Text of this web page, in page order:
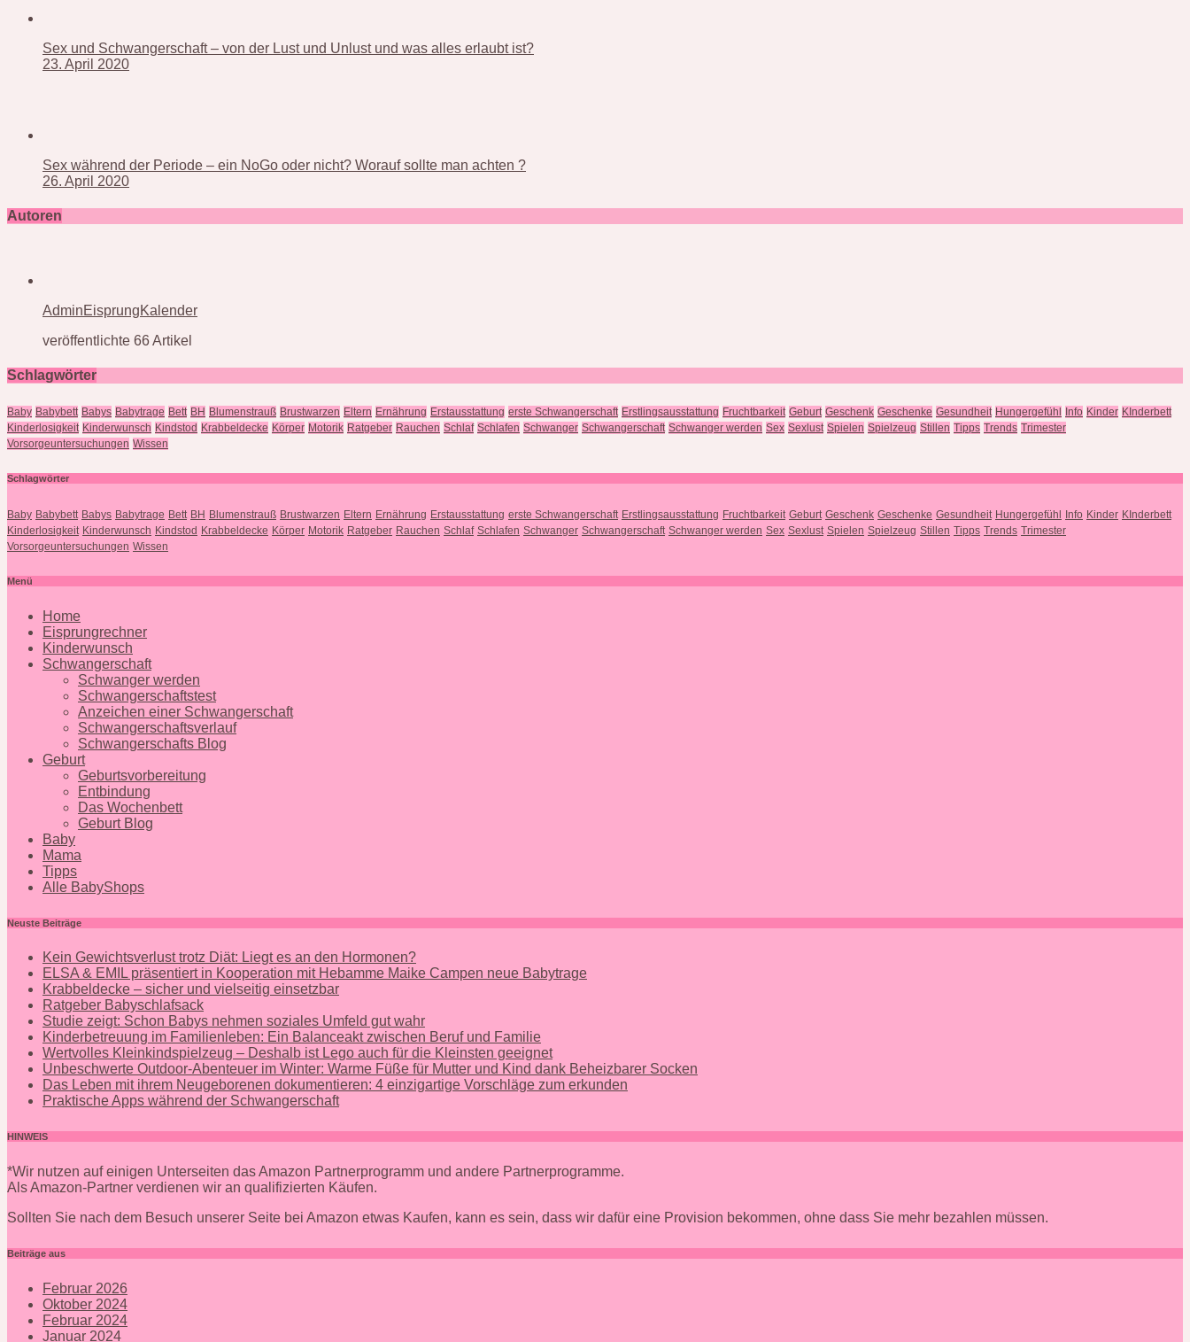
Sex und Schwangerschaft – von der Lust und Unlust und was alles erlaubt ist?
23. April 2020
Sex während der Periode – ein NoGo oder nicht? Worauf sollte man achten ?
26. April 2020
Autoren
AdminEisprungKalender
veröffentlichte 66 Artikel
Schlagwörter
Baby Babybett Babys Babytrage Bett BH Blumenstrauß Brustwarzen Eltern Ernährung Erstausstattung erste Schwangerschaft Erstlingsausstattung Fruchtbarkeit Geburt Geschenk Geschenke Gesundheit Hungergefühl Info Kinder KInderbett
Kinderlosigkeit Kinderwunsch Kindstod Krabbeldecke Körper Motorik Ratgeber Rauchen Schlaf Schlafen Schwanger Schwangerschaft Schwanger werden Sex Sexlust Spielen Spielzeug Stillen Tipps Trends Trimester
Vorsorgeuntersuchungen Wissen
Schlagwörter
Baby Babybett Babys Babytrage Bett BH Blumenstrauß Brustwarzen Eltern Ernährung Erstausstattung erste Schwangerschaft Erstlingsausstattung Fruchtbarkeit Geburt Geschenk Geschenke Gesundheit Hungergefühl Info Kinder KInderbett
Kinderlosigkeit Kinderwunsch Kindstod Krabbeldecke Körper Motorik Ratgeber Rauchen Schlaf Schlafen Schwanger Schwangerschaft Schwanger werden Sex Sexlust Spielen Spielzeug Stillen Tipps Trends Trimester
Vorsorgeuntersuchungen Wissen
Menü
Home
Eisprungrechner
Kinderwunsch
Schwangerschaft
Schwanger werden
Schwangerschaftstest
Anzeichen einer Schwangerschaft
Schwangerschaftsverlauf
Schwangerschafts Blog
Geburt
Geburtsvorbereitung
Entbindung
Das Wochenbett
Geburt Blog
Baby
Mama
Tipps
Alle BabyShops
Neuste Beiträge
Kein Gewichtsverlust trotz Diät: Liegt es an den Hormonen?
ELSA & EMIL präsentiert in Kooperation mit Hebamme Maike Campen neue Babytrage
Krabbeldecke – sicher und vielseitig einsetzbar
Ratgeber Babyschlafsack
Studie zeigt: Schon Babys nehmen soziales Umfeld gut wahr
Kinderbetreuung im Familienleben: Ein Balanceakt zwischen Beruf und Familie
Wertvolles Kleinkindspielzeug – Deshalb ist Lego auch für die Kleinsten geeignet
Unbeschwerte Outdoor-Abenteuer im Winter: Warme Füße für Mutter und Kind dank Beheizbarer Socken
Das Leben mit ihrem Neugeborenen dokumentieren: 4 einzigartige Vorschläge zum erkunden
Praktische Apps während der Schwangerschaft
HINWEIS
*Wir nutzen auf einigen Unterseiten das Amazon Partnerprogramm und andere Partnerprogramme.
Als Amazon-Partner verdienen wir an qualifizierten Käufen.
Sollten Sie nach dem Besuch unserer Seite bei Amazon etwas Kaufen, kann es sein, dass wir dafür eine Provision bekommen, ohne dass Sie mehr bezahlen müssen.
Beiträge aus
Februar 2026
Oktober 2024
Februar 2024
Januar 2024